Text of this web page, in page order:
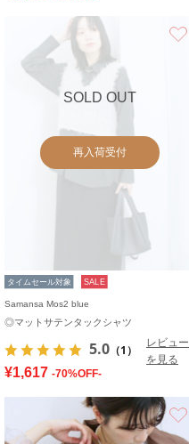
SOLD OUT
再入荷受付
タイムセール対象 SALE
Samansa Mos2 blue
◎マットサテンタックシャツ
5.0 （1）
レビュー
を見る
¥1,617 -70%OFF-